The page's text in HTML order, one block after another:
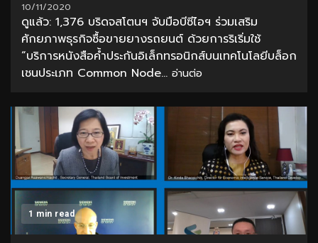
10/11/2020
ดูแล้ว: 1,376 บริดจสโตนฯ จับมือบีซีไอฯ ร่วมเสริม
ศักยภาพธุรกิจซื้อขายยางรถยนต์ ด้วยการริเริ่มใช้
“บริการหนังสือค้ำประกันอิเล็กทรอนิกส์บนเทคโนโลยีบล็อก
เชนประเภท Common Node... อ่านต่อ
1 min read